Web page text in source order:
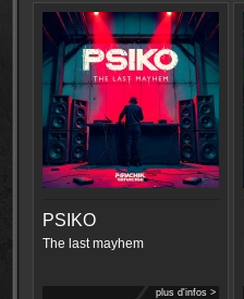
PSIKO
The last mayhem
plus d'infos >